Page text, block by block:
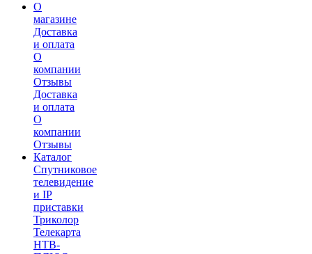
О
магазине
Доставка
и оплата
О
компании
Отзывы
Доставка
и оплата
О
компании
Отзывы
Каталог
Спутниковое
телевидение
и IP
приставки
Триколор
Телекарта
НТВ-